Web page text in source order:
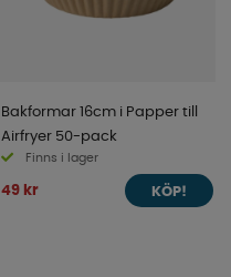
Bakformar 16cm i Papper till
Airfryer 50-pack
Finns i lager
49 kr KÖP!